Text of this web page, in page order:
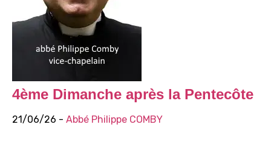
4ème Dimanche après la Pentecôte
21/06/26 - Abbé Philippe COMBY